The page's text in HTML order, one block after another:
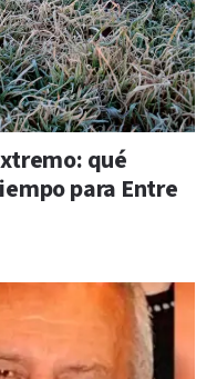
qué
para Entre